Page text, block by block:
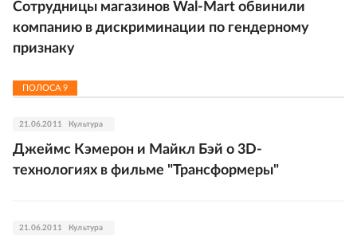
Сотрудницы магазинов Wal-Mart обвинили
компанию в дискриминации по гендерному
признаку
ПОЛОСА9
21.06.2011 Культура
Джеймс Кэмерон и Майкл Бэй о 3D-
технологиях в фильме "Трансформеры"
21.06.2011 Культура